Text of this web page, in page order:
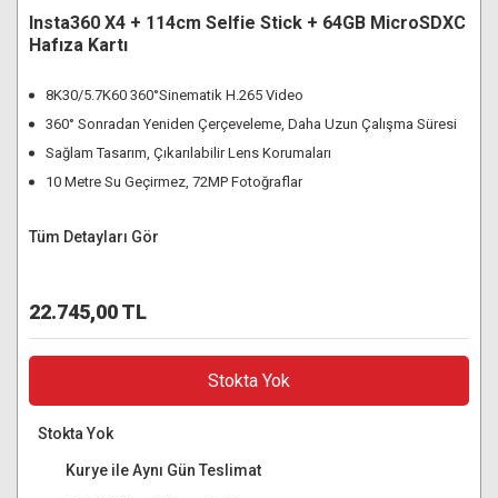
Insta360 X4 + 114cm Selfie Stick + 64GB MicroSDXC
Hafıza Kartı
8K30/5.7K60 360°Sinematik H.265 Video
360° Sonradan Yeniden Çerçeveleme, Daha Uzun Çalışma Süresi
Sağlam Tasarım, Çıkarılabilir Lens Korumaları
10 Metre Su Geçirmez, 72MP Fotoğraflar
Tüm Detayları Gör
22.745,00 TL
Stokta Yok
Stokta Yok
Kurye ile Aynı Gün Teslimat